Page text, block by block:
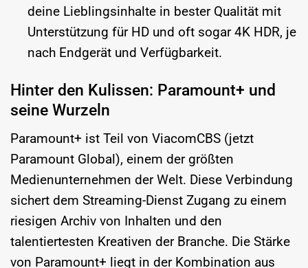
deine Lieblingsinhalte in bester Qualität mit
Unterstützung für HD und oft sogar 4K HDR, je
nach Endgerät und Verfügbarkeit.
Hinter den Kulissen: Paramount+ und
seine Wurzeln
Paramount+ ist Teil von ViacomCBS (jetzt
Paramount Global), einem der größten
Medienunternehmen der Welt. Diese Verbindung
sichert dem Streaming-Dienst Zugang zu einem
riesigen Archiv von Inhalten und den
talentiertesten Kreativen der Branche. Die Stärke
von Paramount+ liegt in der Kombination aus